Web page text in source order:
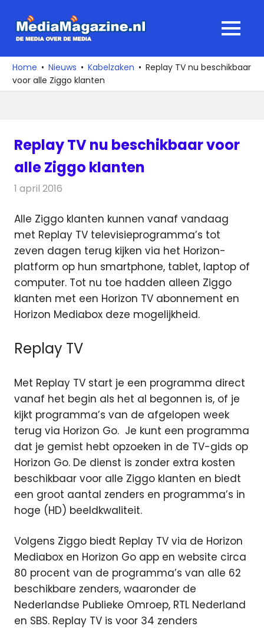
naar
media
over
de
MENU
Home Nieuws Kabelzaken
Replay TV nu beschikbaar
voor alle Ziggo klanten
Replay TV nu beschikbaar voor
alle Ziggo klanten
1 april 2016
Alle Ziggo klanten kunnen vanaf vandaag
met Replay TV televisieprogramma’s tot
zeven dagen terug kijken via het Horizon-
platform op hun smartphone, tablet, laptop of
computer. Tot nu toe hadden alleen Ziggo
klanten met een Horizon TV abonnement en
Horizon Mediabox deze mogelijkheid.
Replay TV
Met Replay TV start je een programma direct
vanaf het begin als het al begonnen is, of je
kijkt programma’s van de afgelopen week
terug via Horizon Go. Je kunt een programma
dat je gemist hebt opzoeken in de TV-gids op
Horizon Go. De dienst is zonder extra kosten
beschikbaar voor alle Ziggo klanten en biedt
een groot aantal zenders en programma’s in
hoge (HD) beeldkwaliteit.
Volgens Ziggo biedt Replay TV via de Horizon
Mediabox en Horizon Go app en website circa
80 procent van de programma’s van alle 62
beschikbare zenders, waaronder de
Nederlandse Publieke Omroep, RTL Nederland
en SBS. Replay TV is voor 34 zenders